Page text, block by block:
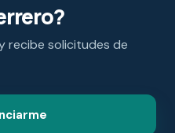
recibe solicitudes de